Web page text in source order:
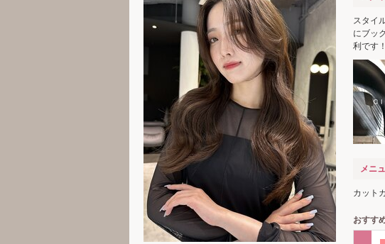
スタイ
にブッ
利です
メニ
カット
おすす